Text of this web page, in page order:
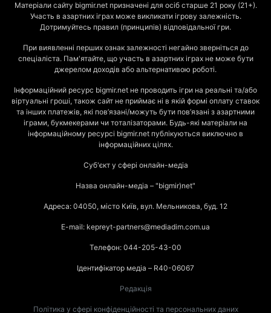
Матеріали сайту bigmir.net призначені для осіб старше 21 року (21+).
Участь в азартних іграх може викликати ігрову залежність.
Дотримуйтесь правил (принципів) відповідальної гри.
При виявленні перших ознак залежності негайно зверніться до
спеціаліста. Пам'ятайте, що участь в азартних іграх не може бути
джерелом доходів або альтернативою роботі.
Інформаційний ресурс bigmir.net не проводить ігри на реальні та/або
віртуальні гроші, також сайт не приймає ні в якій формі оплату ставок
та інших платежів, які пов’язані/можуть бути пов’язані з азартними
іграми, букмекерами чи тоталізаторами. Будь-які матеріали на
інформаційному ресурсі bigmir.net публікуються виключно в
інформаційних цілях.
Суб'єкт у сфері онлайн-медіа
Назва онлайн-медіа – "bigmir)net"
Адреса: 04050, місто Київ, вул. Мельникова, буд. 12
E-mail: kepreyt-partners@mediadim.com.ua
Телефон: 044-205-43-00
Ідентифікатор медіа – R40-06067
Редакція
Політика у сфері конфіденційності та персональних даних